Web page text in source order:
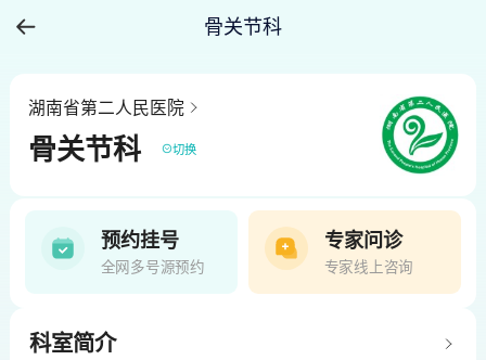
骨关节科
湖南省第二人民医院
骨关节科 切换
预约挂号
全网多号源预约
专家问诊
专家线上咨询
科室简介